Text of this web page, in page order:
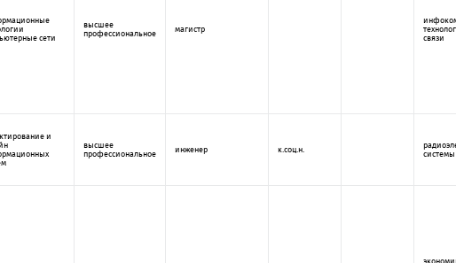
сети
высшее
профессиональное
магистр
связи
и
высшее
профессиональное
инженер к.соц.н.